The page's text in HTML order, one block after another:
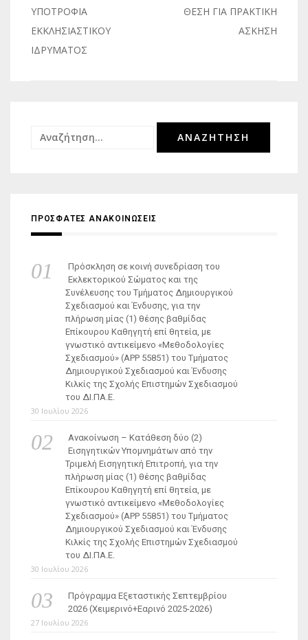
Πλοήγηση
άρθρων
ΥΠΟΤΡΟΦΙΑ
ΕΚΚΛΗΣΙΑΣΤΙΚΟΥ
ΙΔΡΥΜΑΤΟΣ
ΘΕΣΗ ΓΙΑ ΠΡΑΚΤΙΚΗ
ΑΣΚΗΣΗ
Αναζήτηση
ΠΡΟΣΦΑΤΕΣ ΑΝΑΚΟΙΝΩΣΕΙΣ
Πρόσκληση σε κοινή συνεδρίαση του
Εκλεκτορικού Σώματος και της
Συνέλευσης του Τμήματος Δημιουργικού
Σχεδιασμού και Ένδυσης, για την
πλήρωση μίας (1) θέσης βαθμίδας
Επίκουρου Καθηγητή επί θητεία, με
γνωστικό αντικείμενο «Μεθοδολογίες
Σχεδιασμού» (ΑΡΡ 55851) του Τμήματος
Δημιουργικού Σχεδιασμού και Ένδυσης
Κιλκίς της Σχολής Επιστημών Σχεδιασμού
του ΔΙ.ΠΑ.Ε.
30 Ιουλίου 2026
Ανακοίνωση – Κατάθεση δύο (2)
Εισηγητικών Υπομνημάτων από την
Τριμελή Εισηγητική Επιτροπή, για την
πλήρωση μίας (1) θέσης βαθμίδας
Επίκουρου Καθηγητή επί θητεία, με
γνωστικό αντικείμενο «Μεθοδολογίες
Σχεδιασμού» (ΑΡΡ 55851) του Τμήματος
Δημιουργικού Σχεδιασμού και Ένδυσης
Κιλκίς της Σχολής Επιστημών Σχεδιασμού
του ΔΙ.ΠΑ.Ε.
30 Ιουλίου 2026
Πρόγραμμα Εξεταστικής Σεπτεμβρίου
2026 (Χειμερινό+Εαρινό 2025-2026)
27 Ιουλίου 2026